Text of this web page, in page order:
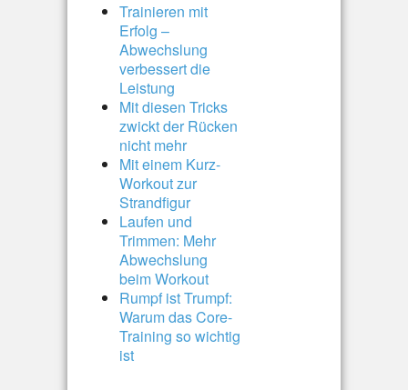
Trainieren mit
Erfolg –
Abwechslung
verbessert die
Leistung
Mit diesen Tricks
zwickt der Rücken
nicht mehr
Mit einem Kurz-
Workout zur
Strandfigur
Laufen und
Trimmen: Mehr
Abwechslung
beim Workout
Rumpf ist Trumpf:
Warum das Core-
Training so wichtig
ist